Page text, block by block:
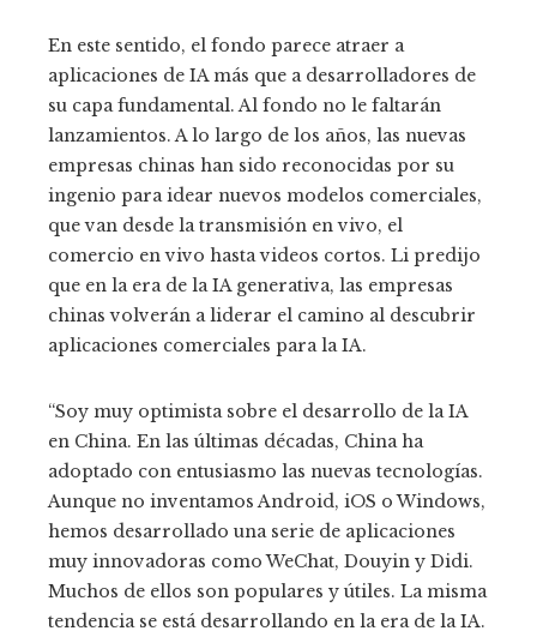
En este sentido, el fondo parece atraer a
aplicaciones de IA más que a desarrolladores de
su capa fundamental. Al fondo no le faltarán
lanzamientos. A lo largo de los años, las nuevas
empresas chinas han sido reconocidas por su
ingenio para idear nuevos modelos comerciales,
que van desde la transmisión en vivo, el
comercio en vivo hasta videos cortos. Li predijo
que en la era de la IA generativa, las empresas
chinas volverán a liderar el camino al descubrir
aplicaciones comerciales para la IA.
“Soy muy optimista sobre el desarrollo de la IA
en China. En las últimas décadas, China ha
adoptado con entusiasmo las nuevas tecnologías.
Aunque no inventamos Android, iOS o Windows,
hemos desarrollado una serie de aplicaciones
muy innovadoras como WeChat, Douyin y Didi.
Muchos de ellos son populares y útiles. La misma
tendencia se está desarrollando en la era de la IA.